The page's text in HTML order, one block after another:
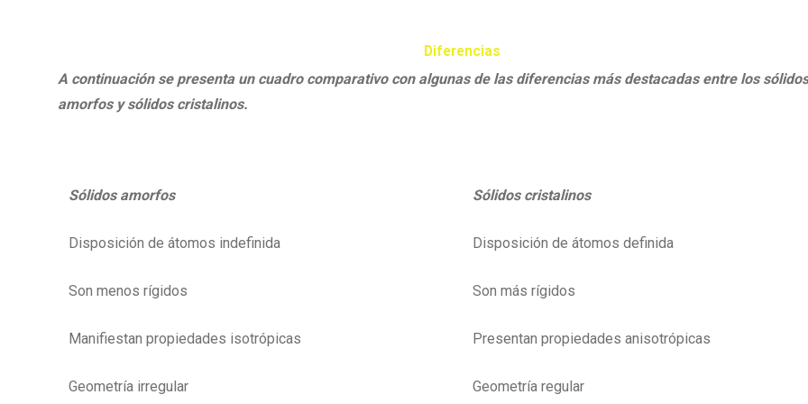
Diferencias
A continuación se presenta un cuadro comparativo con algunas de las diferencias más destacadas entre los sólidos
amorfos y sólidos cristalinos.
Sólidos amorfos Sólidos cristalinos
Disposición de átomos indefinida Disposición de átomos definida
Son menos rígidos Son más rígidos
Manifiestan propiedades isotrópicas Presentan propiedades anisotrópicas
Geometría irregular Geometría regular